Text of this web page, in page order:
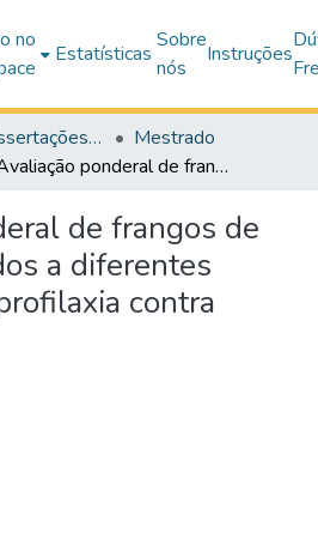
no
Estatísticas
Sobre
nós
Instruções
Monografias, Dissertações e Teses
Mestrado
Avaliação ponderal de frangos de corte submetidos a diferentes protocolos de profilaxia contra coccidiose
de frangos de
a diferentes
contra